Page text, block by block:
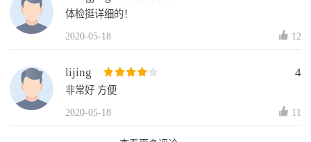
体检挺详细的！
2020-05-18
12
lijing 4
非常好 方便
2020-05-18
11